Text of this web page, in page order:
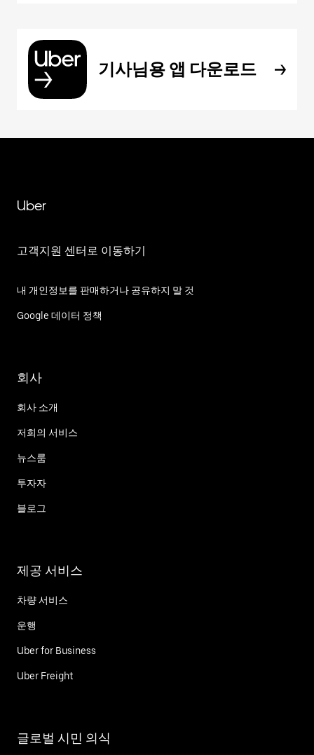
기사님용 앱 다운로드
Uber
고객지원 센터로 이동하기
내 개인정보를 판매하거나 공유하지 말 것
Google 데이터 정책
회사
회사 소개
저희의 서비스
뉴스룸
투자자
블로그
제공 서비스
차량 서비스
운행
Uber for Business
Uber Freight
글로벌 시민 의식